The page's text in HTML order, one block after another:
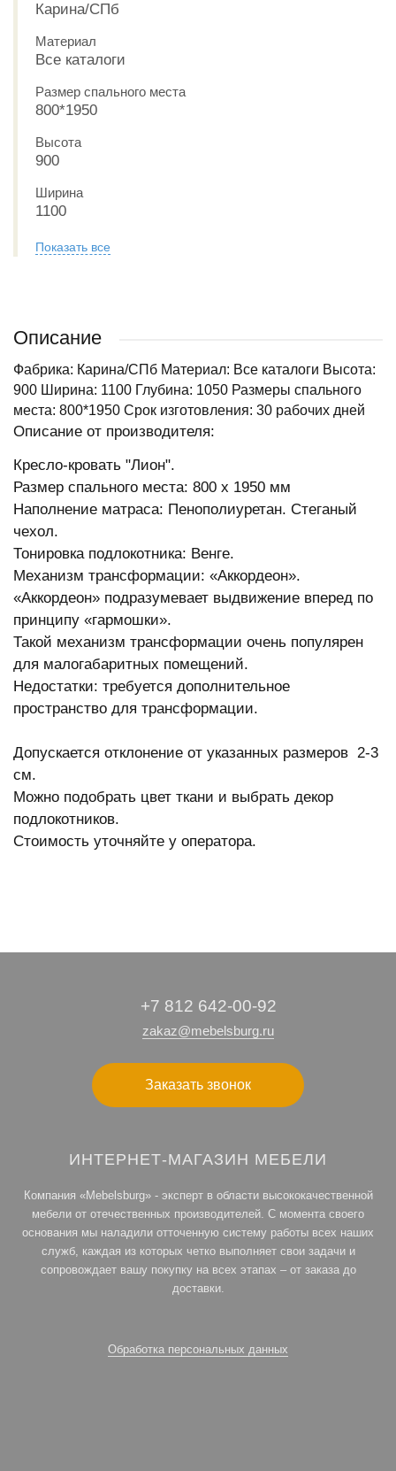
Карина/СПб
Материал
Все каталоги
Размер спального места
800*1950
Высота
900
Ширина
1100
Показать все
Описание
Фабрика: Карина/СПб Материал: Все каталоги Высота:
900 Ширина: 1100 Глубина: 1050 Размеры спального
места: 800*1950 Срок изготовления: 30 рабочих дней
Описание от производителя:
Кресло-кровать "Лион".
Размер спального места: 800 х 1950 мм
Наполнение матраса: Пенополиуретан. Стеганый
чехол.
Тонировка подлокотника: Венге.
Механизм трансформации: «Аккордеон».
«Аккордеон» подразумевает выдвижение вперед по
принципу «гармошки».
Такой механизм трансформации очень популярен
для малогабаритных помещений.
Недостатки: требуется дополнительное
пространство для трансформации.
Допускается отклонение от указанных размеров 2-3
см.
Можно подобрать цвет ткани и выбрать декор
подлокотников.
Стоимость уточняйте у оператора.
+7 812 642-00-92
zakaz@mebelsburg.ru
Заказать звонок
ИНТЕРНЕТ-МАГАЗИН МЕБЕЛИ
Компания «Mebelsburg» - эксперт в области высококачественной
мебели от отечественных производителей. С момента своего
основания мы наладили отточенную систему работы всех наших
служб, каждая из которых четко выполняет свои задачи и
сопровождает вашу покупку на всех этапах – от заказа до
доставки.
Обработка персональных данных